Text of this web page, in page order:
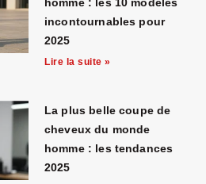
homme : les 10 modèles
incontournables pour
2025
Lire la suite »
La plus belle coupe de
cheveux du monde
homme : les tendances
2025